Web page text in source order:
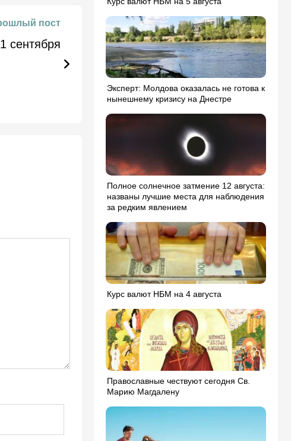
пост
сентября
Эксперт: Молдова оказалась не готова к
нынешнему кризису на Днестре
Полное солнечное затмение 12 августа:
названы лучшие места для наблюдения
за редким явлением
Курс валют НБМ на 4 августа
Православные чествуют сегодня Св.
Марию Магдалену